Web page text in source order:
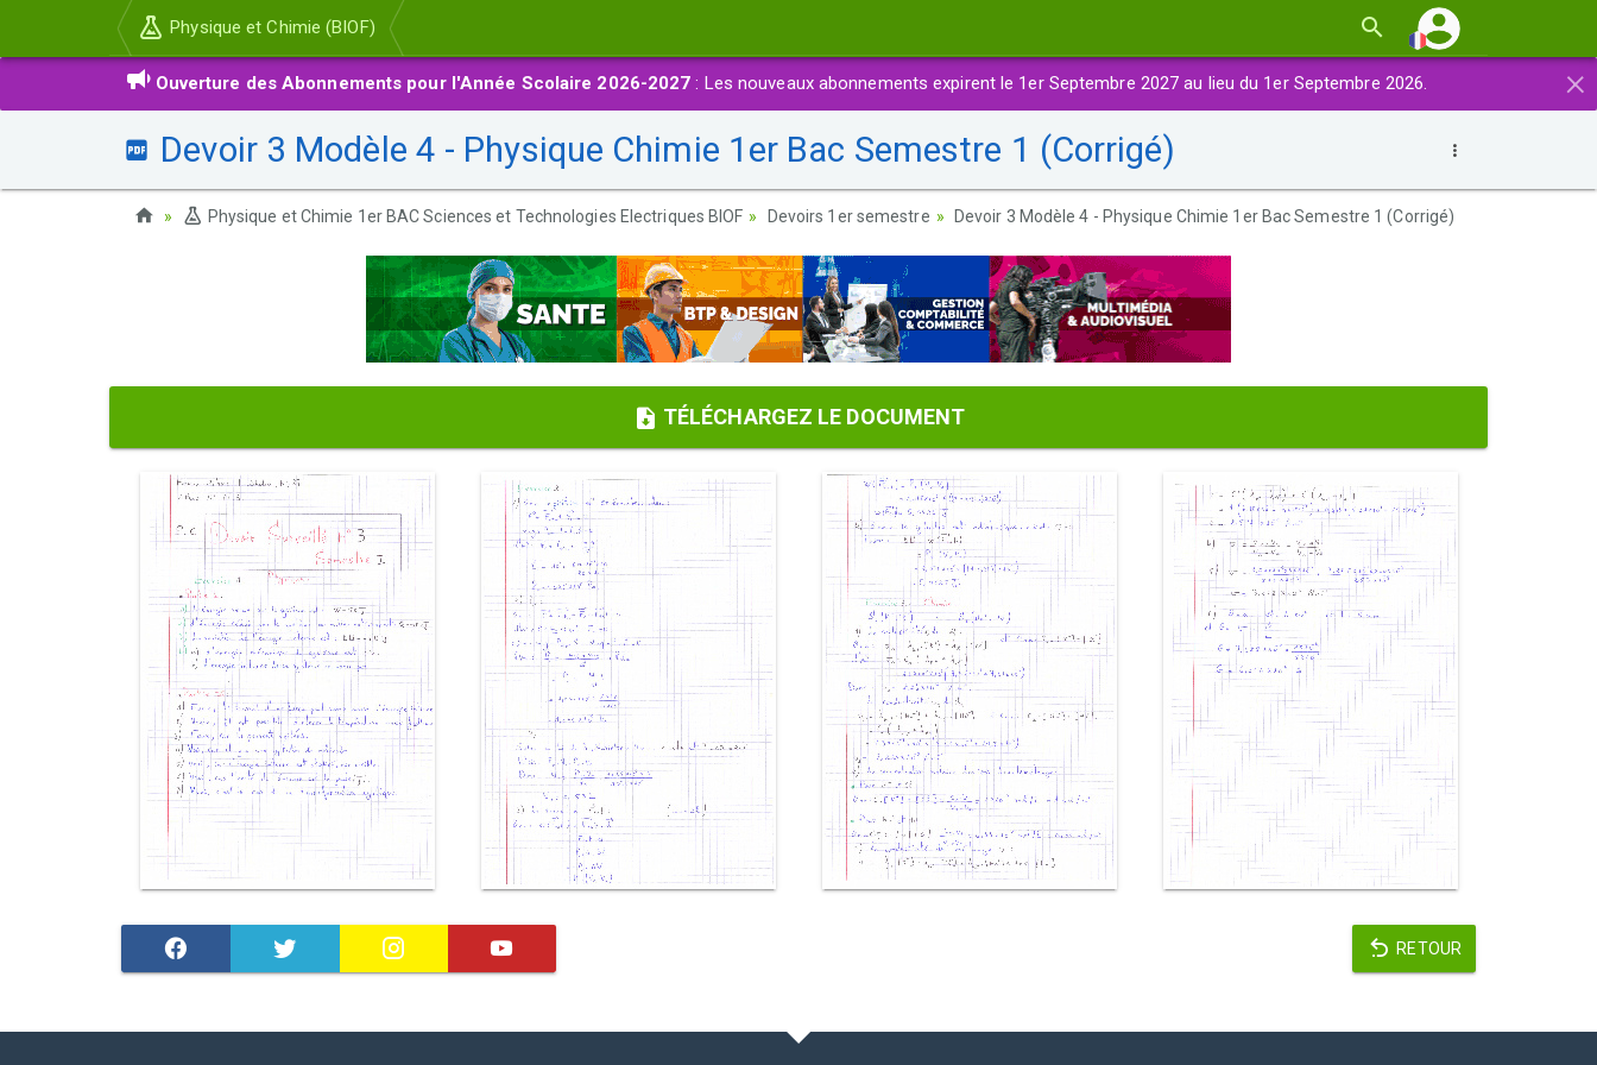
Physique et Chimie (BIOF)
×
Ouverture des Abonnements pour l'Année Scolaire 2026-2027 : Les nouveaux abonnements expirent le 1er Septembre 2027 au lieu du 1er Septembre 2026.
Devoir 3 Modèle 4 - Physique Chimie 1er Bac Semestre 1 (Corrigé)
Physique et Chimie 1er BAC Sciences et Technologies Electriques BIOF Devoirs 1er semestre Devoir 3 Modèle 4 - Physique Chimie 1er Bac Semestre 1 (Corrigé)
TÉLÉCHARGEZ LE DOCUMENT
RETOUR